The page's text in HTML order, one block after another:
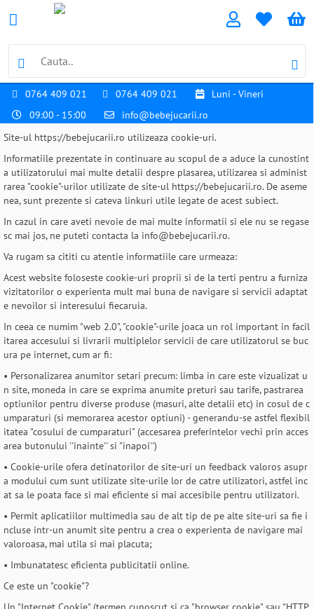
0764 409 021 0764 409 021
Luni - Vineri
09:00 - 15:00
info@bebejucarii.ro
Site-ul https://bebejucarii.ro utilizeaza cookie-uri.
Informatiile prezentate in continuare au scopul de a aduce la cunostint
a utilizatorului mai multe detalii despre plasarea, utilizarea si administ
rarea "cookie"-urilor utilizate de site-ul https://bebejucarii.ro. De aseme
nea, sunt prezente si cateva linkuri utile legate de acest subiect.
In cazul in care aveti nevoie de mai multe informatii si ele nu se regase
sc mai jos, ne puteti contacta la info@bebejucarii.ro.
Va rugam sa cititi cu atentie informatiile care urmeaza:
Acest website foloseste cookie-uri proprii si de la terti pentru a furniza
vizitatorilor o experienta mult mai buna de navigare si servicii adaptat
e nevoilor si interesului fiecaruia.
In ceea ce numim "web 2.0", "cookie"-urile joaca un rol important in facil
itarea accesului si livrarii multiplelor servicii de care utilizatorul se buc
ura pe internet, cum ar fi:
• Personalizarea anumitor setari precum: limba in care este vizualizat u
n site, moneda in care se exprima anumite preturi sau tarife, pastrarea
optiunilor pentru diverse produse (masuri, alte detalii etc) in cosul de c
umparaturi (si memorarea acestor optiuni) - generandu-se astfel flexibil
itatea "cosului de cumparaturi" (accesarea preferintelor vechi prin acces
area butonului ''inainte'' si "inapoi'')
• Cookie-urile ofera detinatorilor de site-uri un feedback valoros asupr
a modului cum sunt utilizate site-urile lor de catre utilizatori, astfel inc
at sa le poata face si mai eficiente si mai accesibile pentru utilizatori.
• Permit aplicatiilor multimedia sau de alt tip de pe alte site-uri sa fie i
ncluse intr-un anumit site pentru a crea o experienta de navigare mai
valoroasa, mai utila si mai placuta;
• Imbunatatesc eficienta publicitatii online.
Ce este un "cookie"?